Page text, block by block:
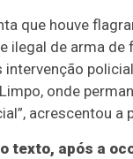
que houve
ilegal de arma de
onde
acrescentou a
texto, após a